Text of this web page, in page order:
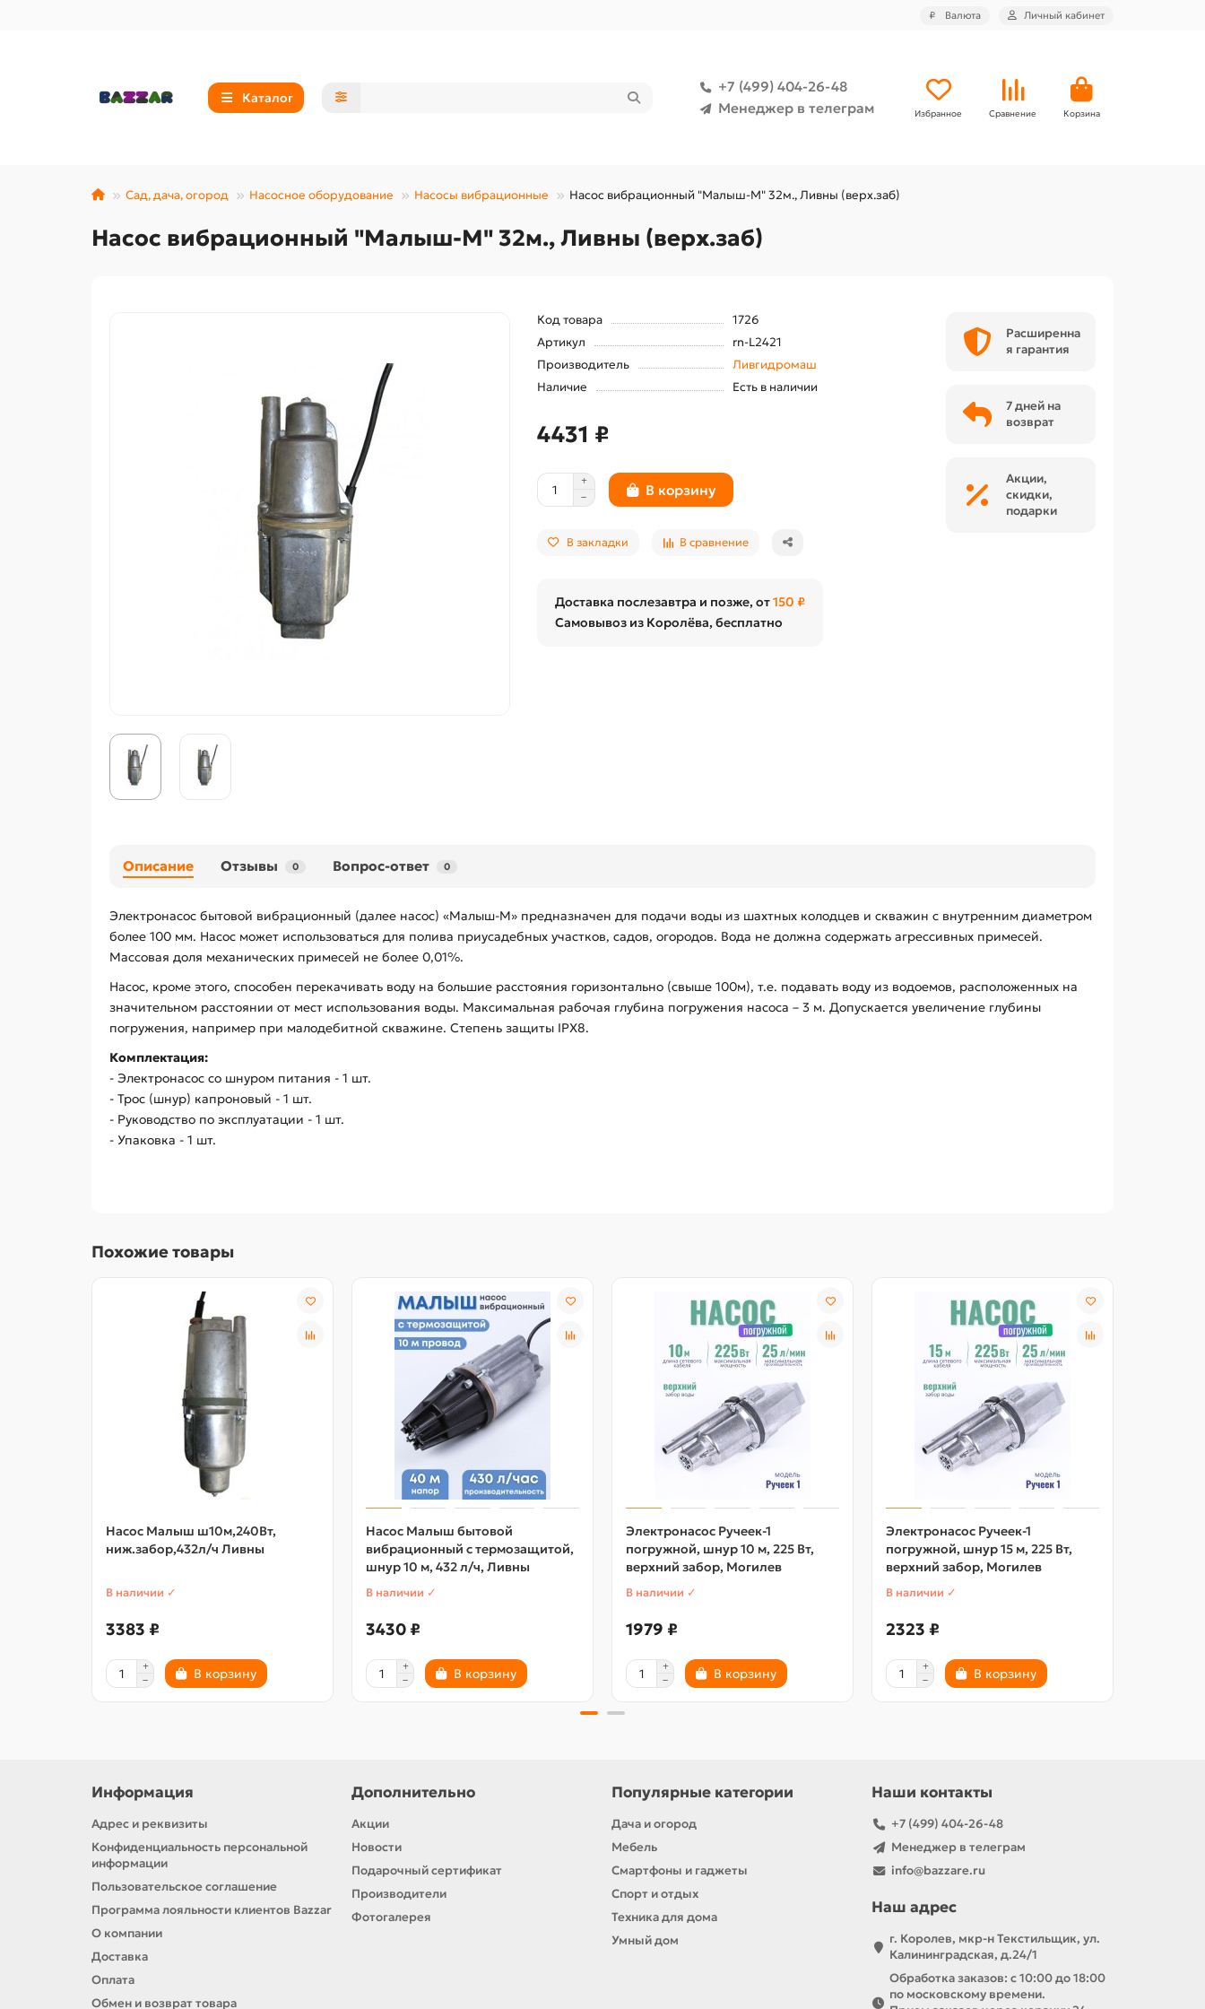
₽ Валюта Личный кабинет
Каталог
+7 (499) 404-26-48
Менеджер в телеграм
Избранное Сравнение Корзина
Сад, дача, огород Насосное оборудование Насосы вибрационные Насос вибрационный "Малыш-М" 32м., Ливны (верх.заб)
Насос вибрационный "Малыш-М" 32м., Ливны (верх.заб)
Код товара
1726
Артикул
rn-L2421
Производитель
Ливгидромаш
Наличие
Есть в наличии
4431 ₽
В корзину
В закладки В сравнение
Доставка послезавтра и позже, от150 ₽
Самовывоз из Королёва, бесплатно
Расширенна
я гарантия
7 дней на
возврат
Акции,
скидки,
подарки
Описание Отзывы 0 Вопрос-ответ 0
Электронасос бытовой вибрационный (далее насос) «Малыш-М» предназначен для подачи воды из шахтных колодцев и скважин с внутренним диаметром
более 100 мм. Насос может использоваться для полива приусадебных участков, садов, огородов. Вода не должна содержать агрессивных примесей.
Массовая доля механических примесей не более 0,01%.
Насос, кроме этого, способен перекачивать воду на большие расстояния горизонтально (свыше 100м), т.е. подавать воду из водоемов, расположенных на
значительном расстоянии от мест использования воды. Максимальная рабочая глубина погружения насоса – 3 м. Допускается увеличение глубины
погружения, например при малодебитной скважине. Степень защиты IPX8.
Комплектация:
- Электронасос со шнуром питания - 1 шт.
- Трос (шнур) капроновый - 1 шт.
- Руководство по эксплуатации - 1 шт.
- Упаковка - 1 шт.
Похожие товары
Насос Малыш ш10м,240Вт,
ниж.забор,432л/ч Ливны
В наличии ✓
3383 ₽
В корзину
Насос Малыш бытовой
вибрационный с термозащитой,
шнур 10 м, 432 л/ч, Ливны
В наличии ✓
3430 ₽
В корзину
Электронасос Ручеек-1
погружной, шнур 10 м, 225 Вт,
верхний забор, Могилев
В наличии ✓
1979 ₽
В корзину
Электронасос Ручеек-1
погружной, шнур 15 м, 225 Вт,
верхний забор, Могилев
В наличии ✓
2323 ₽
В корзину
Информация
Адрес и реквизиты
Конфиденциальность персональной
информации
Пользовательское соглашение
Программа лояльности клиентов Bazzar
О компании
Доставка
Оплата
Обмен и возврат товара
Дополнительно
Акции
Новости
Подарочный сертификат
Производители
Фотогалерея
Популярные категории
Дача и огород
Мебель
Смартфоны и гаджеты
Спорт и отдых
Техника для дома
Умный дом
Наши контакты
+7 (499) 404-26-48
Менеджер в телеграм
info@bazzare.ru
Наш адрес
г. Королев, мкр-н Текстильщик, ул.
Калининградская, д.24/1
Обработка заказов: с 10:00 до 18:00
по московскому времени.